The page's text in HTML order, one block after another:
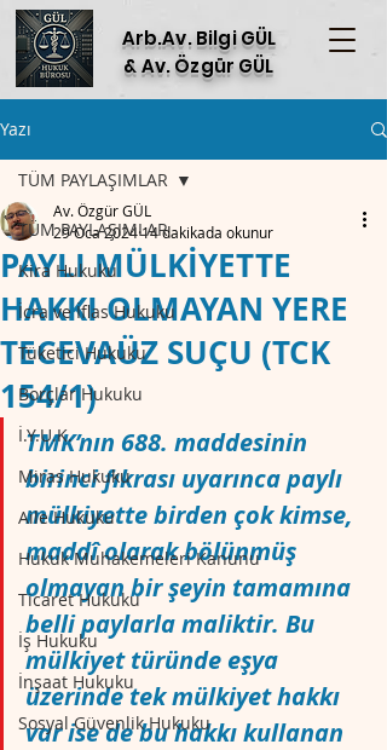
Arb.Av. Bilgi GÜL
& Av. Özgür GÜL
Yazı
TÜM PAYLAŞIMLAR
Kira Hukuku
İcra ve İflas Hukuku
Tüketici Hukuku
Borçlar Hukuku
İ.Y.U.K.
Miras Hukuku
Aile Hukuku
Hukuk Muhakemeleri Kanunu
Ticaret Hukuku
İş Hukuku
İnşaat Hukuku
Sosyal Güvenlik Hukuku
TÜM PAYLAŞIMLAR
PAYLI MÜLKİYETTE
HAKKI OLMAYAN YERE
TECEVAÜZ SUÇU (TCK
154/1)
Av. Özgür GÜL
29 Oca 202414 dakikada okunur
TMK’nın 688. maddesinin
birinci fıkrası uyarınca paylı
mülkiyette birden çok kimse,
maddî olarak bölünmüş
olmayan bir şeyin tamamına
belli paylarla maliktir. Bu
mülkiyet türünde eşya
üzerinde tek mülkiyet hakkı
var ise de bu hakkı kullanan